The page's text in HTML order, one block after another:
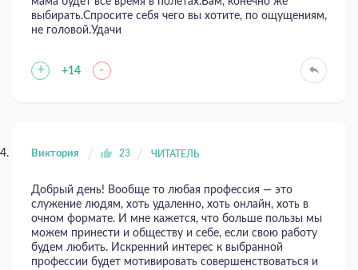
выбирать.Спросите себя чего вы хотите, по ощущениям,
не головой.Удачи
+ +14 -
Виктория 23 ЧИТАТЕЛЬ
Добрый день! Вообще то любая профессия — это
служение людям, хоть удаленно, хоть онлайн, хоть в
очном формате. И мне кажется, что больше пользы мы
можем принести и обществу и себе, если свою работу
будем любить. Искренний интерес к выбранной
профессии будет мотивировать совершенствоваться и